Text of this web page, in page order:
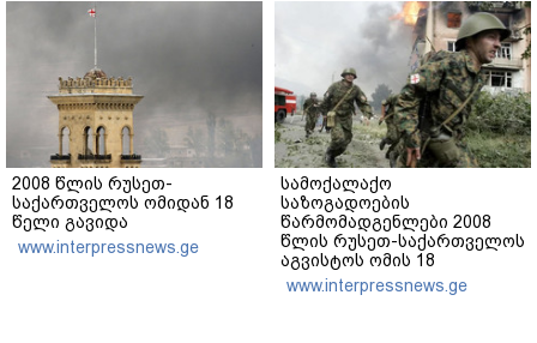
2008 წლის რუსეთ-
საქართველოს ომიდან 18
წელი გავიდა
www.interpressnews.ge
სამოქალაქო
საზოგადოების
წარმომადგენლები 2008
წლის რუსეთ-საქართველოს
აგვისტოს ომის 18
წლისთავთან
დაკავშირებით ერთობლივ
www.interpressnews.ge